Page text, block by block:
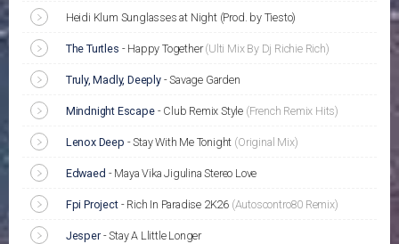
Heidi Klum Sunglasses at Night (Prod. by Tiesto)
The Turtles - Happy Together(Ulti Mix By Dj Richie Rich)
Truly, Madly, Deeply-Savage Garden
Mindnight Escape- Club Remix Style (French Remix Hits)
Lenox Deep -Stay With Me Tonight (Original Mix)
Edwaed - Maya Vika Jigulina Stereo Love
Fpi Project- Rich In Paradise 2K26 (Autoscontro80 Remix)
Jesper-Stay A Llittle Longer